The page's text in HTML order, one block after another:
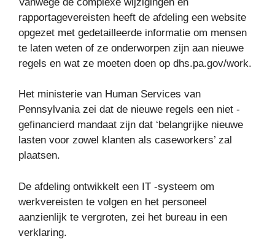
rapportagevereisten heeft de afdeling een website
opgezet met gedetailleerde informatie om mensen
te laten weten of ze onderworpen zijn aan nieuwe
regels en wat ze moeten doen op dhs.pa.gov/work.
Het ministerie van Human Services van
Pennsylvania zei dat de nieuwe regels een niet -
gefinancierd mandaat zijn dat ‘belangrijke nieuwe
lasten voor zowel klanten als caseworkers’ zal
plaatsen.
De afdeling ontwikkelt een IT -systeem om
werkvereisten te volgen en het personeel
aanzienlijk te vergroten, zei het bureau in een
verklaring.